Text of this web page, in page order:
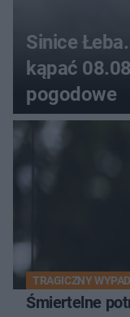
Sinice
kąpać
pogodowe
TRAGICZNY
Śmiertelne